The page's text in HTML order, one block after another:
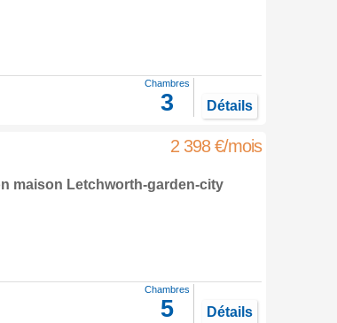
Chambres
3 Détails
2 398 €/mois
maison Letchworth-garden-city
Chambres
5 Détails